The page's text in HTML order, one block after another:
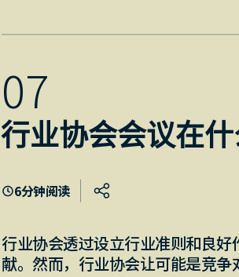
07
行业协会会议在
6分钟阅读
行业协会透过设立行业准则和良
献。然而，行业协会让可能是竞争